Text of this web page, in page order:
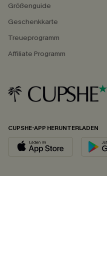
Größenguide
Geschenkkarte
Treueprogramm
Affiliate Programm
CUPSHE-APP HERUNTERLADEN